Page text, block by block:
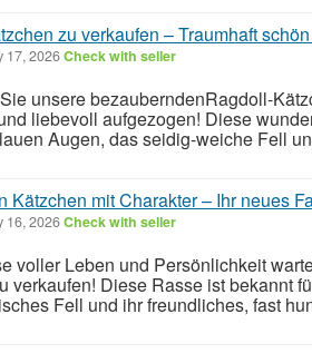
zu verkaufen – Traumhaft
17, 2026Check with seller
unsere bezauberndenRagdoll-
liebevoll aufgezogen! Diese
Augen, das seidig-weiche Fell
Kätzchen mit Charakter – Ihr neues
16, 2026Check with seller
voller Leben und Persönlichkeit
verkaufen! Diese Rasse ist bekannt
Fell und ihr freundliches, fast